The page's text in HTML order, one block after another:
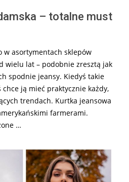
– totalne must
w asortymentach sklepów
wielu lat – podobnie zresztą jak
spodnie jeansy. Kiedyś takie
ją mieć praktycznie każdy,
trendach. Kurtka jeansowa
farmerami.
…